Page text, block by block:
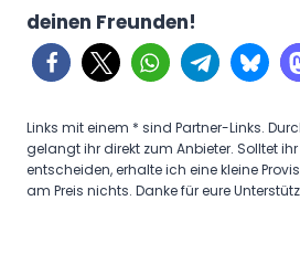
deinen Freunden!
Links mit einem * sind Partner-Links.
gelangt ihr direkt zum Anbieter. Solltet
entscheiden, erhalte ich eine kleine
am Preis nichts. Danke für eure